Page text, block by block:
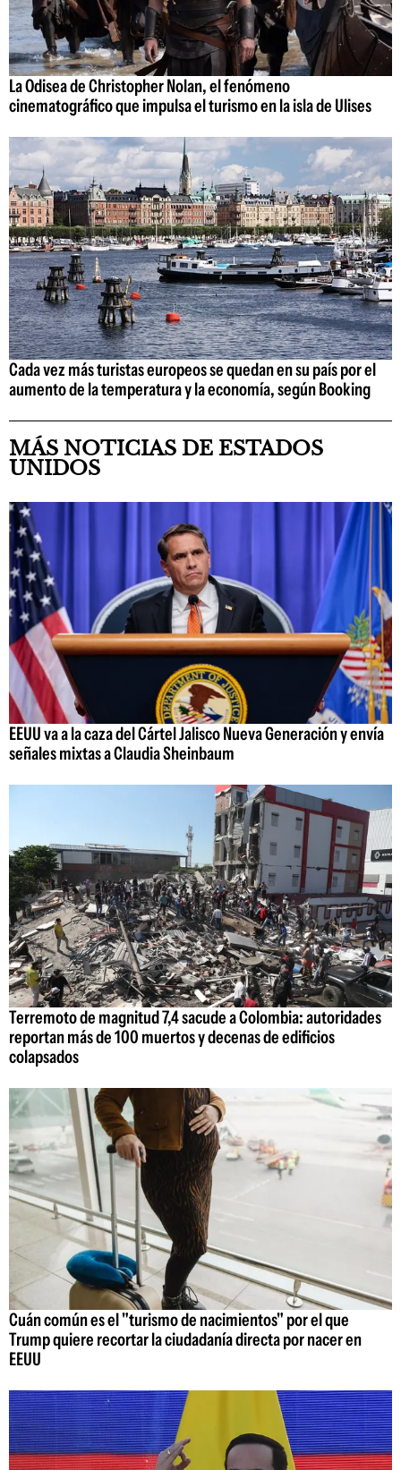
La Odisea de Christopher Nolan, el fenómeno
cinematográfico que impulsa el turismo en la isla de Ulises
Cada vez más turistas europeos se quedan en su país por el
aumento de la temperatura y la economía, según Booking
MÁS NOTICIAS DE ESTADOS
UNIDOS
EEUU va a la caza del Cártel Jalisco Nueva Generación y envía
señales mixtas a Claudia Sheinbaum
Terremoto de magnitud 7,4 sacude a Colombia: autoridades
reportan más de 100 muertos y decenas de edificios
colapsados
Cuán común es el "turismo de nacimientos" por el que
Trump quiere recortar la ciudadanía directa por nacer en
EEUU